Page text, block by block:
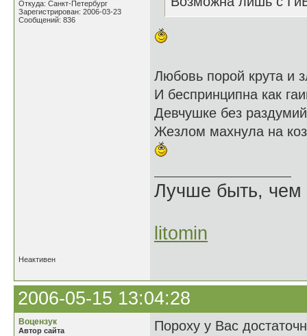
Откуда: Санкт-Петербург
Зарегистрирован: 2006-03-23
Сообщений: 836
Любовь порой крута и
И беспринципна как
Девчушке без
Жезлом махнула на
Лучше быть, чем
litomin
Неактивен
2006-05-15 13:04:28
Воцензук
Автор сайта
Пороху у Вас